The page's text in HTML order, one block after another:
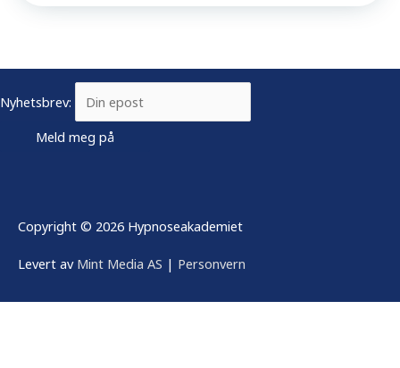
Nyhetsbrev:
Copyright © 2026 Hypnoseakademiet
Levert av Mint Media AS | Personvern